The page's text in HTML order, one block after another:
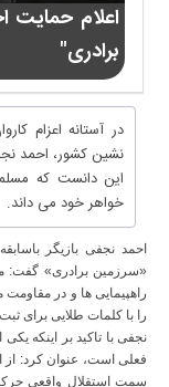
اعلام حمایت
برادری"
در آستانه اعزام
نشین کشور، احمد
این دانست که
خواهر خود می داند.
احمد نجفی بازیگر
«سرزمین برادری» گفت:
راهپیمایی ها و در مقاومت
را با کلمات طلایی برای
نجفی با تاکید بر اینکه
فعلی است، عنوان کرد: از
سمت استقلال واقعی